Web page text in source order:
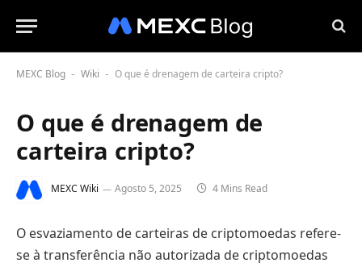
MEXC Blog - Wiki - O que é drenagem de carteira cripto?
O que é drenagem de
carteira cripto?
MEXC Wiki Agosto 5, 2025 4 Mins Read
O esvaziamento de carteiras de criptomoedas refere-
se à transferência não autorizada de criptomoedas